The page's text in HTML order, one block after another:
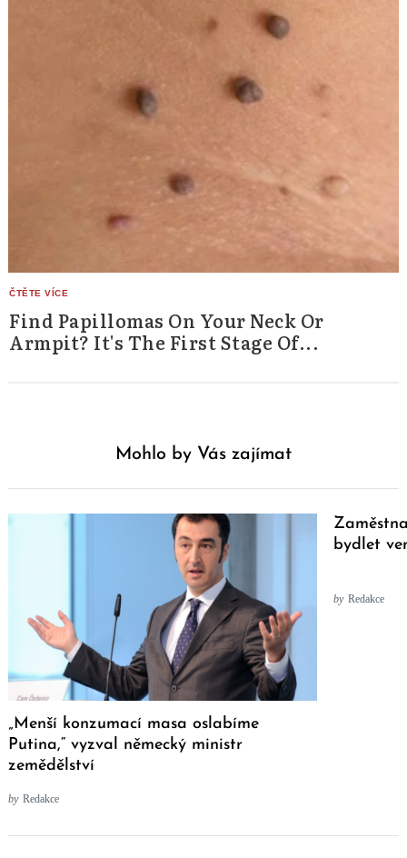
Find Papillomas On Your Neck Or
Armpit? It's The First Stage Of...
Mohlo by Vás zajímat
„Menší konzumací masa oslabíme
Putina,“ vyzval německý ministr
zemědělství
by Redakce
bydlet
by Redakce